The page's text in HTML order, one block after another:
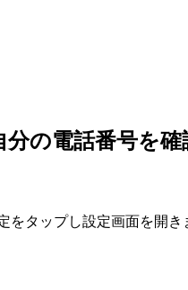
の電話番号を
をタップし設定画面を開き